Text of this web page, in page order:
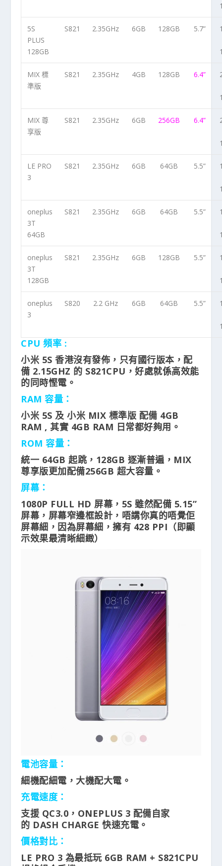
5S
PLUS
128GB
S821 2.35GHz 6GB 128GB 5.7”
MIX 標
準版
S821 2.35GHz 4GB 128GB 6.4”
MIX 尊
享版
S821 2.35GHz 6GB 256GB 6.4”
LE PRO
3
S821 2.35GHz 6GB 64GB 5.5”
oneplus
3T
64GB
S821 2.35GHz 6GB 64GB 5.5”
oneplus
3T
128GB
S821 2.35GHz 6GB 128GB 5.5”
oneplus
3
S820 2.2 GHz 6GB 64GB 5.5”
CPU 頻率 :
小米 5S 香港沒有發佈，只有國行版本，配
備 2.15GHZ 的 S821CPU，好處就係高效能
的同時慳電。
RAM 容量：
小米 5S 及 小米 MIX 標準版 配備 4GB
RAM , 其實 4GB RAM 日常都好夠用。
ROM 容量：
統一 64GB 起跳，128GB 逐漸普遍，MIX
尊享版更加配備256GB 超大容量。
屏幕：
1080P FULL HD 屏幕，5S 雖然配備 5.15”
屏幕，屏幕窄邊框設計，唔講你真的唔覺佢
屏幕細，因為屏幕細，擁有 428 PPI（即顯
示效果最清晰細緻）
電池容量：
細機配細電，大機配大電。
充電速度：
支援 QC3.0，ONEPLUS 3 配備自家
的 DASH CHARGE 快速充電。
價格對比：
LE PRO 3 為最抵玩 6GB RAM + S821CPU